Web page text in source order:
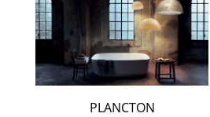
PLANCTON